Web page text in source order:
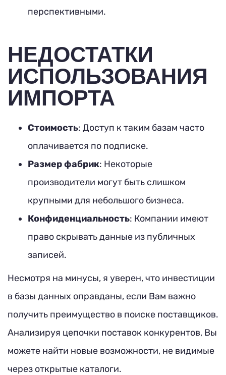
перспективными.
НЕДОСТАТКИ
ИСПОЛЬЗОВАНИЯ
ИМПОРТА
Стоимость: Доступ к таким базам часто
оплачивается по подписке.
Размер фабрик: Некоторые
производители могут быть слишком
крупными для небольшого бизнеса.
Конфиденциальность: Компании имеют
право скрывать данные из публичных
записей.
Несмотря на минусы, я уверен, что инвестиции
в базы данных оправданы, если Вам важно
получить преимущество в поиске поставщиков.
Анализируя цепочки поставок конкурентов, Вы
можете найти новые возможности, не видимые
через открытые каталоги.